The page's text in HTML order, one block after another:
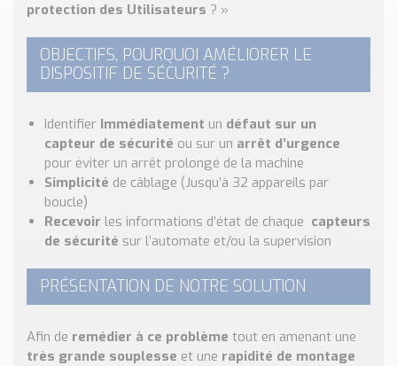
protection des Utilisateurs ? »
OBJECTIFS, POURQUOI AMÉLIORER LE
DISPOSITIF DE SÉCURITÉ ?
Identifier Immédiatement un défaut sur un
capteur de sécurité ou sur un arrêt d’urgence
pour éviter un arrêt prolongé de la machine
Simplicité de câblage (Jusqu’à 32 appareils par
boucle)
Recevoir les informations d’état de chaque capteurs
de sécurité sur l’automate et/ou la supervision
PRÉSENTATION DE NOTRE SOLUTION
Afin de remédier à ce problème tout en amenant une
très grande souplesse et une rapidité de montage